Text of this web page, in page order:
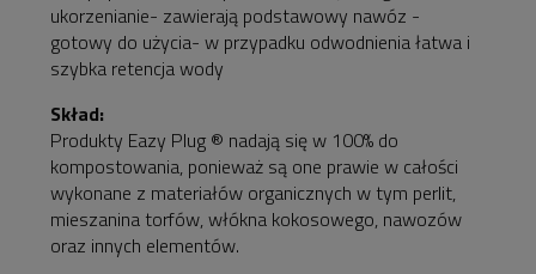
ukorzenianie- zawierają podstawowy nawóz -
gotowy do użycia- w przypadku odwodnienia łatwa i
szybka retencja wody
Skład:
Produkty Eazy Plug ® nadają się w 100% do
kompostowania, ponieważ są one prawie w całości
wykonane z materiałów organicznych w tym perlit,
mieszanina torfów, włókna kokosowego, nawozów
oraz innych elementów.